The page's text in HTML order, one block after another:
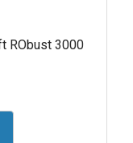
RObust 3000